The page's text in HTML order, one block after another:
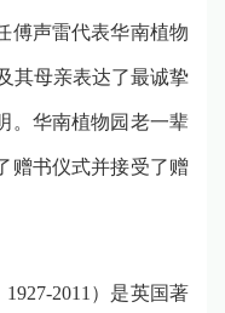
傅声雷代表华南植物
其母亲表达了最诚挚
。华南植物园老一辈
赠书仪式并接受了赠
2011）是英国著